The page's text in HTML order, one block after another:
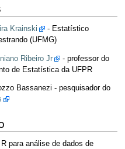
Krainski
- Estatístico
(UFMG)
Ribeiro Jr
- professor do
de Estatística da UFPR
Bassanezi - pesquisador do
para análise de dados de